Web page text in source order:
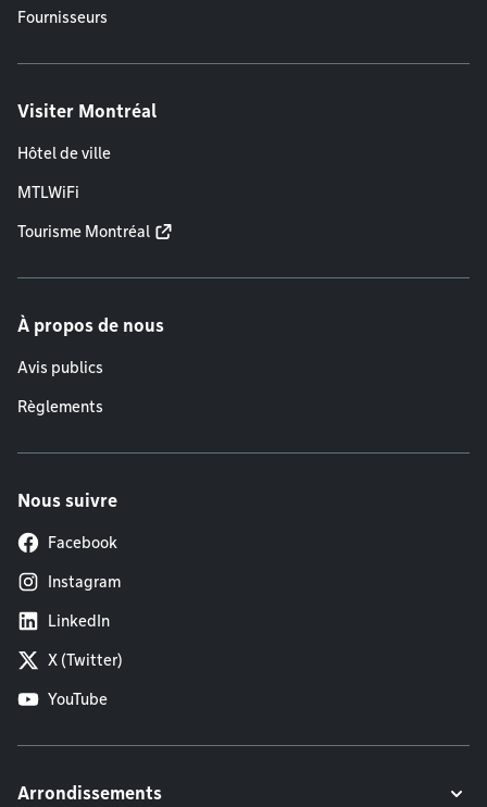
Fournisseurs
Visiter Montréal
Hôtel de ville
MTLWiFi
Tourisme Montréal
À propos de nous
Avis publics
Règlements
Nous suivre
Facebook
Instagram
LinkedIn
X (Twitter)
YouTube
Arrondissements